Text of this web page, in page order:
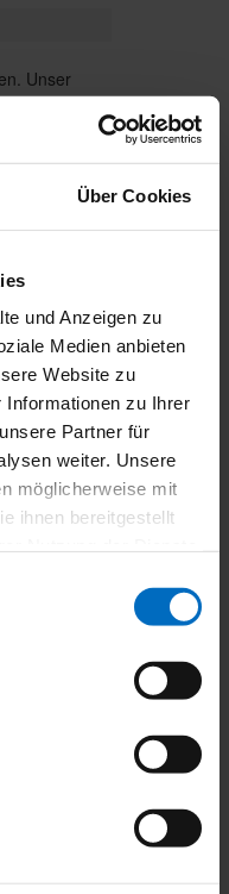
Über Cookies
und Anzeigen zu
Medien anbieten
Website zu
Informationen zu Ihrer
Partner für
weiter. Unsere
möglicherweise mit
ihnen bereitgestellt
Unser
die
und bietet
gleich, ob
Die
Ein- und